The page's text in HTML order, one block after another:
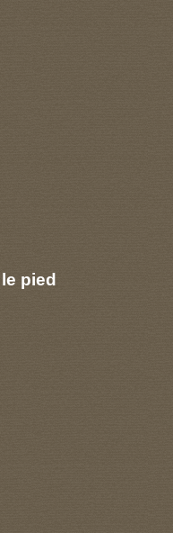
pied